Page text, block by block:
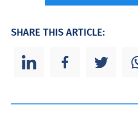
SHARE THIS ARTICLE: